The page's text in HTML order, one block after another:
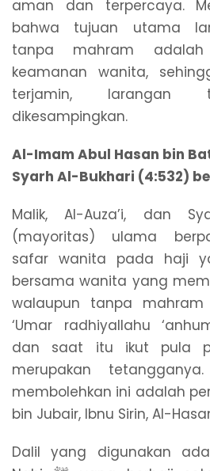
aman dan terpercaya.
bahwa tujuan utama
tanpa mahram
keamanan wanita,
terjamin, larangan
dikesampingkan.
Al-Imam Abul Hasan bin
Syarh Al-Bukhari (4:532)
Malik, Al-Auza’i, dan
(mayoritas) ulama
safar wanita pada haji
bersama wanita yang
walaupun tanpa mahram
‘Umar radhiyallahu
dan saat itu ikut pula
merupakan
membolehkan ini adalah
bin Jubair, Ibnu Sirin, Al-
Dalil yang digunakan